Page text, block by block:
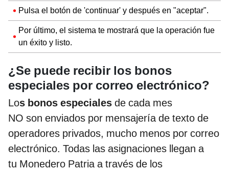
Pulsa el botón de 'continuar' y después en "aceptar".
Por último, el sistema te mostrará que la operación fue
un éxito y listo.
¿Se puede recibir los bonos
especiales por correo electrónico?
Los bonos especiales de cada mes
NO son enviados por mensajería de texto de
operadores privados, mucho menos por correo
electrónico. Todas las asignaciones llegan a
tu Monedero Patria a través de los